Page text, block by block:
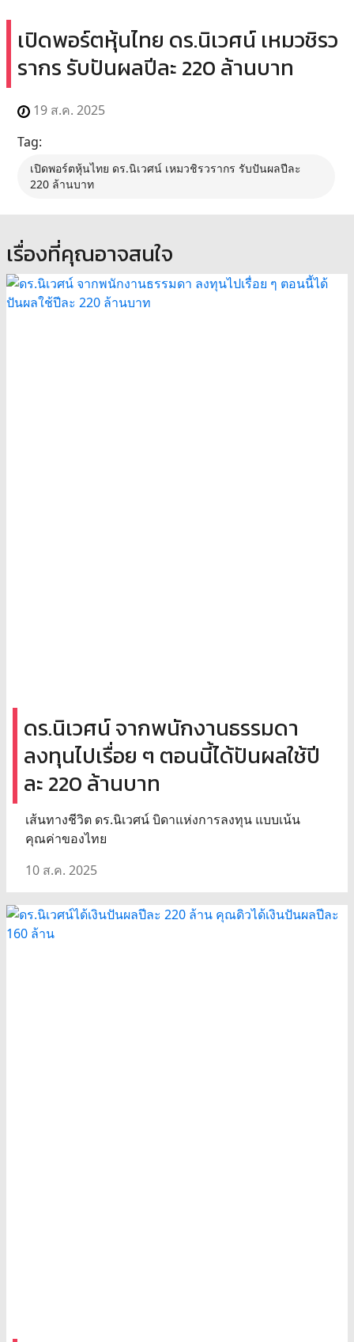
เปิดพอร์ตหุ้นไทย ดร.นิเวศน์ เหมวชิรว
รากร รับปันผลปีละ 220 ล้านบาท
19 ส.ค. 2025
Tag:
เปิดพอร์ตหุ้นไทย ดร.นิเวศน์ เหมวชิรวรากร รับปันผลปีละ
220 ล้านบาท
เรื่องที่คุณอาจสนใจ
ดร.นิเวศน์ จากพนักงานธรรมดา
ลงทุนไปเรื่อย ๆ ตอนนี้ได้ปันผลใช้ปี
ละ 220 ล้านบาท
เส้นทางชีวิต ดร.นิเวศน์ บิดาแห่งการลงทุน แบบเน้น
คุณค่าของไทย
10 ส.ค. 2025